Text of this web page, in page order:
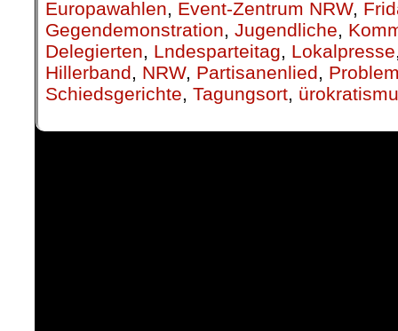
Europawahlen, Event-Zentrum NRW,
Gegendemonstration, Jugendliche,
Delegierten, Lndesparteitag, Lokalpresse
Hillerband, NRW, Partisanenlied,
Schiedsgerichte, Tagungsort,